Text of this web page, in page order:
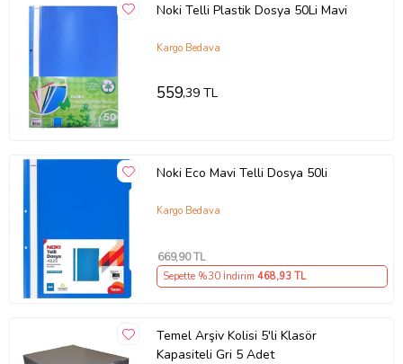
Noki Telli Plastik Dosya 50Li Mavi
Kargo Bedava
559,39 TL
Noki Eco Mavi Telli Dosya 50li
Kargo Bedava
669,90 TL
Sepette %30 İndirim 468,93 TL
Temel Arşiv Kolisi 5'li Klasör
Kapasiteli Gri 5 Adet